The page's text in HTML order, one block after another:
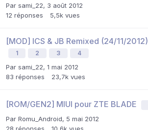
Par sami_22, 3 août 2012
12 réponses 5,5k vues
[MOD] ICS & JB Remixed (24/11/2012)
1 2 3 4
Par sami_22, 1 mai 2012
83 réponses 23,7k vues
[ROM/GEN2] MIUI pour ZTE BLADE
Par Romu_Android, 5 mai 2012